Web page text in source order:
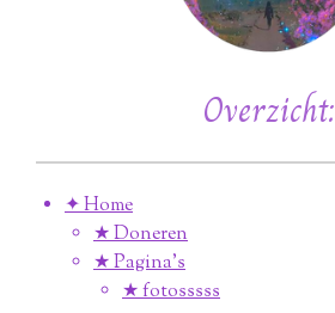
Overzicht:
✦ Home
★ Doneren
★ Pagina’s
★ fotosssss